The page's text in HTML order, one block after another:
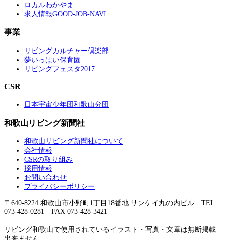
ロカルわかやま
求人情報GOOD-JOB-NAVI
事業
リビングカルチャー倶楽部
夢いっぱい保育園
リビングフェスタ2017
CSR
日本宇宙少年団和歌山分団
和歌山リビング新聞社
和歌山リビング新聞社について
会社情報
CSRの取り組み
採用情報
お問い合わせ
プライバシーポリシー
〒640-8224 和歌山市小野町1丁目18番地 サンケイ丸の内ビル TEL
073-428-0281 FAX 073-428-3421
リビング和歌山で使用されているイラスト・写真・文章は無断掲載